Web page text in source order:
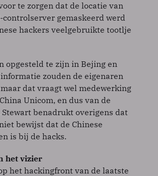
te zorgen dat de locatie van
controlserver gemaskeerd werd
hackers veelgebruikte tootlje
opgesteld te zijn in Bejing en
zouden de eigenaren
dat vraagt wel medewerking
Unicom, en dus van de
benadrukt overigens dat
bewijst dat de Chinese
is bij de hacks.
het vizier
het hackingfront van de laatste